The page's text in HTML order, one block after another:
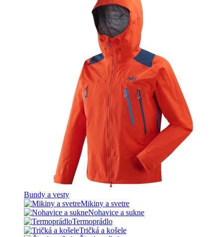
Bundy a vesty
Mikiny a svetre
Nohavice a sukne
Termoprádlo
Tričká a košele